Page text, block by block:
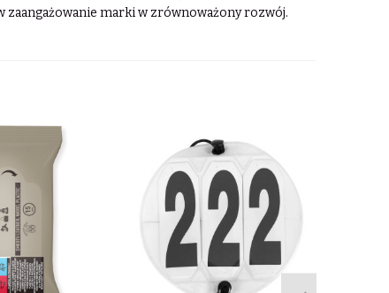
zaangażowanie marki w zrównoważony rozwój.